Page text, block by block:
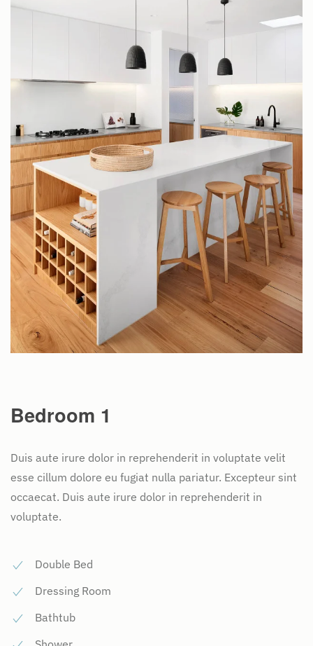
Bedroom 1
Duis aute irure dolor in reprehenderit in voluptate velit
esse cillum dolore eu fugiat nulla pariatur. Excepteur sint
occaecat. Duis aute irure dolor in reprehenderit in
voluptate.
Double Bed
Dressing Room
Bathtub